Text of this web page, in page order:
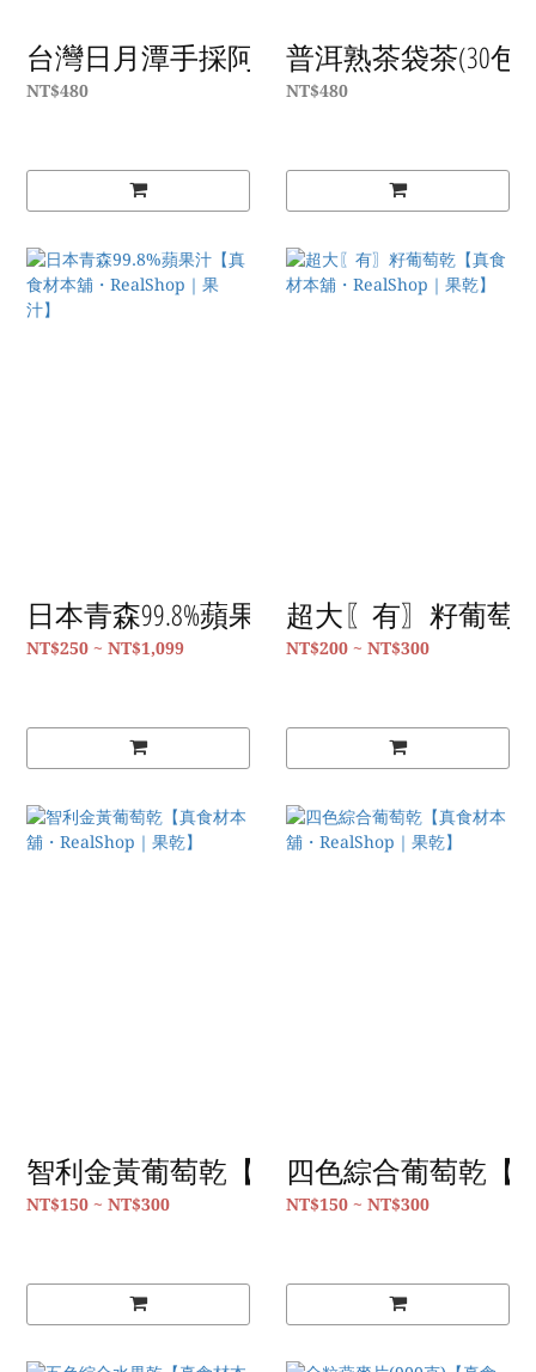
台灣日月潭手採阿薩姆紅茶包 (Pla茶包袋
NT$480
普洱熟茶袋茶(30包
NT$480
日本青森99.8%蘋果汁【真食材本舖・
NT$250 ~ NT$1,099
超大〖有〗籽葡萄
NT$200 ~ NT$300
智利金黃葡萄乾【真食材本舖・RealShop
NT$150 ~ NT$300
四色綜合葡萄乾【
NT$150 ~ NT$300